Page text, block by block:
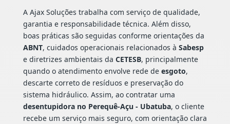
A Ajax Soluções trabalha com serviço de qualidade,
garantia e responsabilidade técnica. Além disso,
boas práticas são seguidas conforme orientações da
ABNT, cuidados operacionais relacionados à Sabesp
e diretrizes ambientais da CETESB, principalmente
quando o atendimento envolve rede de esgoto,
descarte correto de resíduos e preservação do
sistema hidráulico. Assim, ao contratar uma
desentupidora no Perequê-Açu - Ubatuba, o cliente
recebe um serviço mais seguro, com orientação clara